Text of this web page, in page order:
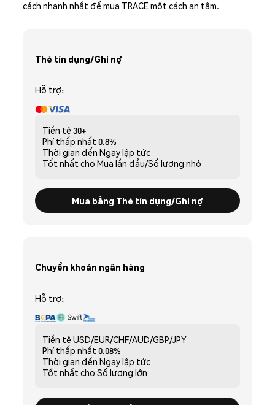
cách nhanh nhất để mua TRACE một cách an tâm.
Thẻ tín dụng/Ghi nợ
Hỗ trợ:
Tiền tệ 30+
Phí thấp nhất 0.8%
Thời gian đến Ngay lập tức
Tốt nhất cho Mua lần đầu/Số lượng nhỏ
Mua bằng Thẻ tín dụng/Ghi nợ
Chuyển khoản ngân hàng
Hỗ trợ:
Tiền tệ USD/EUR/CHF/AUD/GBP/JPY
Phí thấp nhất 0.08%
Thời gian đến Ngay lập tức
Tốt nhất cho Số lượng lớn